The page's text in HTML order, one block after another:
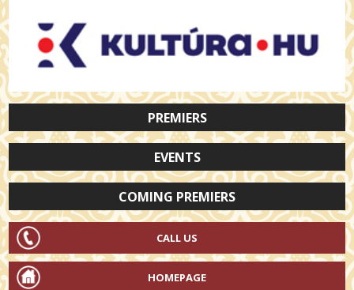
PREMIERS
EVENTS
COMING PREMIERS
CALL US
HOMEPAGE